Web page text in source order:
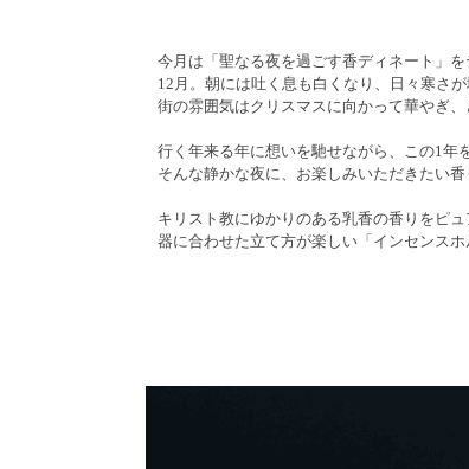
今月は「聖なる夜を過ごす香ディネート」
12月。朝には吐く息も白くなり、日々寒さが
街の雰囲気はクリスマスに向かって華やぎ
行く年来る年に想いを馳せながら、この1年
そんな静かな夜に、お楽しみいただきたい香
キリスト教にゆかりのある乳香の香りをピ
器に合わせた立て方が楽しい「インセンス